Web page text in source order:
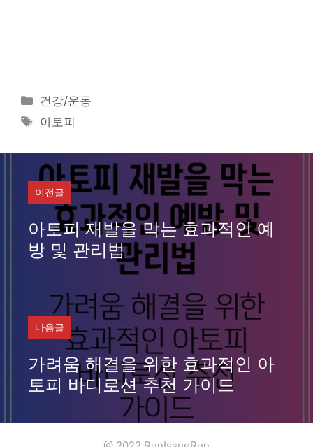
카
테
고
리
건강/운동
태
아토피
이전글
아토피 재발을 막는 효과적인 예
방 및 관리법
다음글
가려움 해결을 위한 효과적인 아
토피 바디로션 추천 가이드